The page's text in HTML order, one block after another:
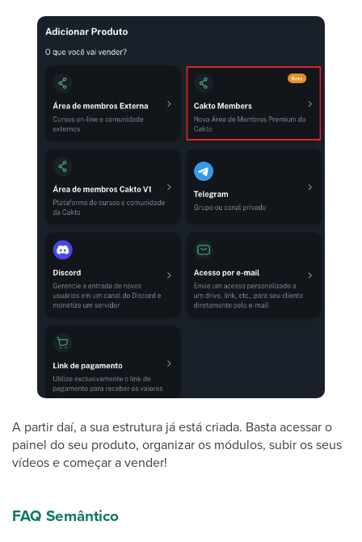
A partir daí, a sua estrutura já está criada. Basta acessar o
painel do seu produto, organizar os módulos, subir os seus
vídeos e começar a vender!
FAQ Semântico